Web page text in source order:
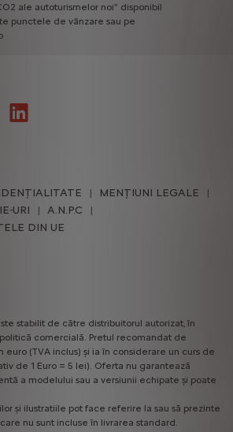
ale autoturismelor noi" disponibil
punctele de vânzare sau pe
MENȚIUNI LEGALE
URI
A.N.P.C
DIN UE
stabilit de către distribuitorul autorizat, în
comercială. Pretul recomandat de
euro (TVA inclus) și ia în considerare un curs de
de 1 Euro = 5 lei). Oferta nu garantează
a modelului sau a versiunii echipate și poate
și ilustratiile pot face referire la sau să prezinte
nu sunt incluse în livrarea standard.